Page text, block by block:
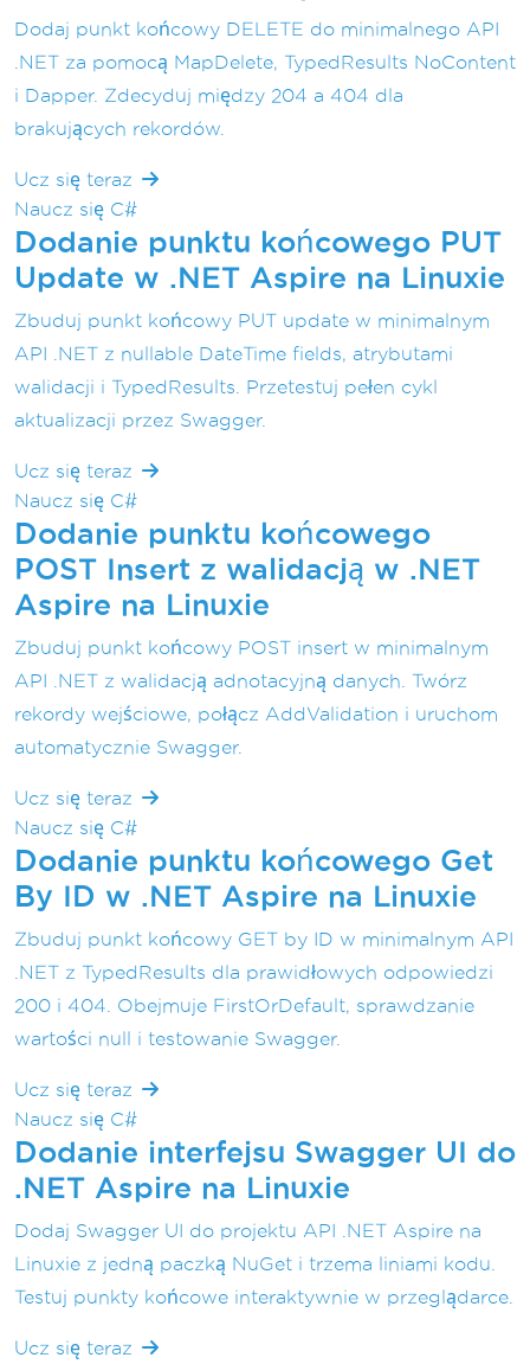
Dodaj punkt końcowy DELETE do minimalnego API
.NET za pomocą MapDelete, TypedResults NoContent
i Dapper. Zdecyduj między 204 a 404 dla
brakujących rekordów.
Ucz się teraz
Naucz się C#
Dodanie punktu końcowego PUT
Update w .NET Aspire na Linuxie
Zbuduj punkt końcowy PUT update w minimalnym
API .NET z nullable DateTime fields, atrybutami
walidacji i TypedResults. Przetestuj pełen cykl
aktualizacji przez Swagger.
Ucz się teraz
Naucz się C#
Dodanie punktu końcowego
POST Insert z walidacją w .NET
Aspire na Linuxie
Zbuduj punkt końcowy POST insert w minimalnym
API .NET z walidacją adnotacyjną danych. Twórz
rekordy wejściowe, połącz AddValidation i uruchom
automatycznie Swagger.
Ucz się teraz
Naucz się C#
Dodanie punktu końcowego Get
By ID w .NET Aspire na Linuxie
Zbuduj punkt końcowy GET by ID w minimalnym API
.NET z TypedResults dla prawidłowych odpowiedzi
200 i 404. Obejmuje FirstOrDefault, sprawdzanie
wartości null i testowanie Swagger.
Ucz się teraz
Naucz się C#
Dodanie interfejsu Swagger UI do
.NET Aspire na Linuxie
Dodaj Swagger UI do projektu API .NET Aspire na
Linuxie z jedną paczką NuGet i trzema liniami kodu.
Testuj punkty końcowe interaktywnie w przeglądarce.
Ucz się teraz